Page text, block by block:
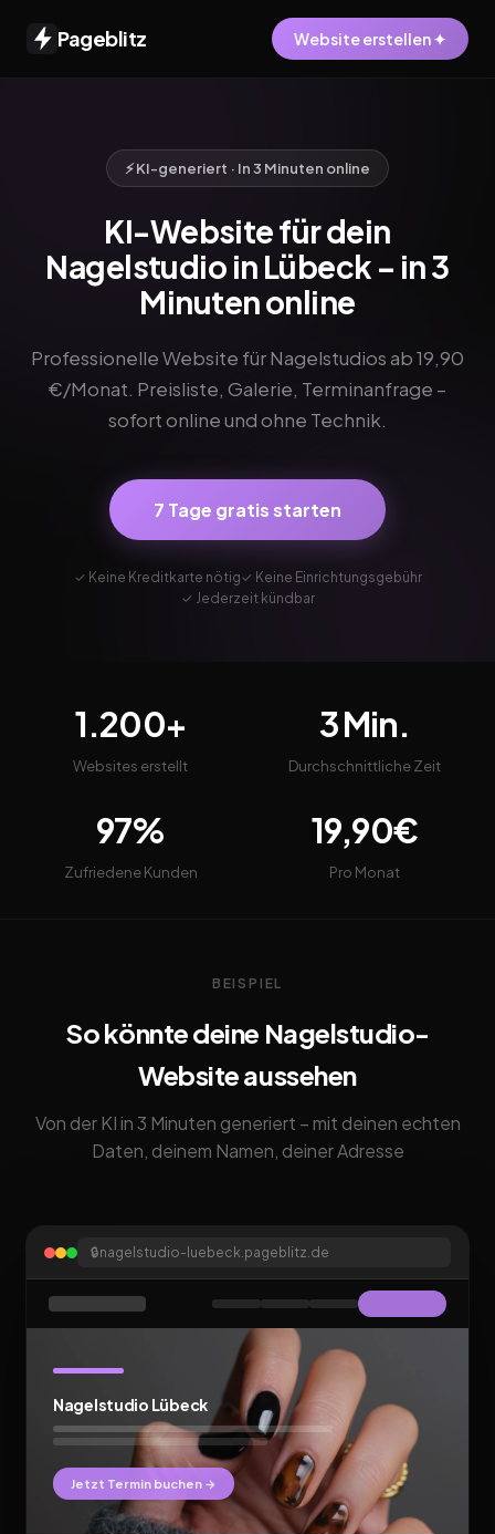
Pageblitz Website erstellen ✦
⚡ KI-generiert · In 3 Minuten online
KI-Website für dein
Nagelstudio in Lübeck – in 3
Minuten online
Professionelle Website für Nagelstudios ab 19,90
€/Monat. Preisliste, Galerie, Terminanfrage –
sofort online und ohne Technik.
7 Tage gratis starten
✓ Keine Kreditkarte nötig✓ Keine Einrichtungsgebühr
✓ Jederzeit kündbar
1.200+
Websites erstellt
3 Min.
Durchschnittliche Zeit
97%
Zufriedene Kunden
19,90€
Pro Monat
BEISPIEL
So könnte deine Nagelstudio-
Website aussehen
Von der KI in 3 Minuten generiert – mit deinen echten
Daten, deinem Namen, deiner Adresse
🔒nagelstudio-luebeck.pageblitz.de
Nagelstudio Lübeck
Jetzt Termin buchen →